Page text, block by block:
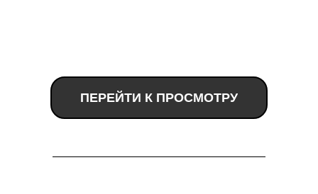
ПЕРЕЙТИ К ПРОСМОТРУ